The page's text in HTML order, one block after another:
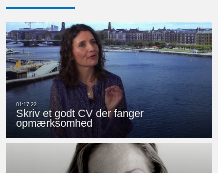
Skriv et godt CV der fanger
opmærksomhed